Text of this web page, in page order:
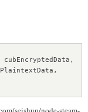
cubEncryptedData,